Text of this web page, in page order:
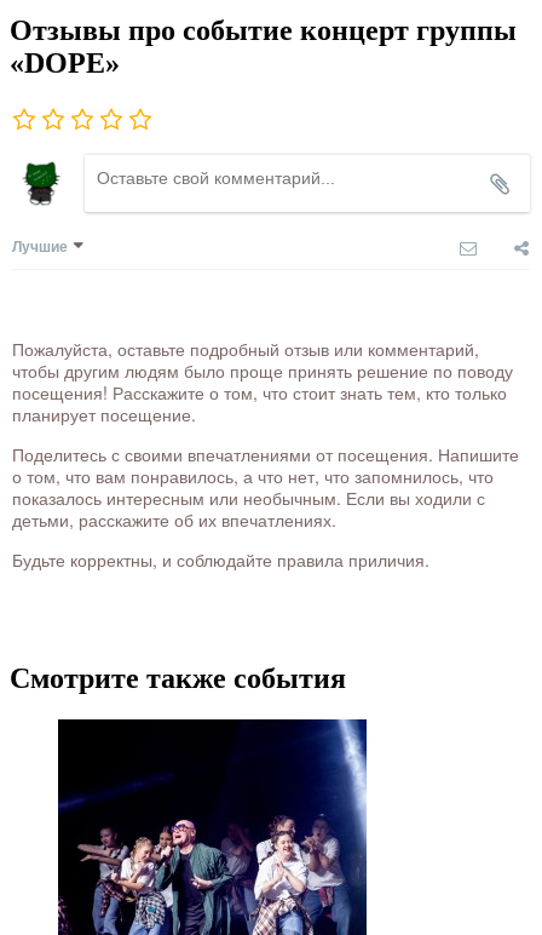
Отзывы про событие концерт группы
«DOPE»
Лучшие
Пожалуйста, оставьте подробный отзыв или комментарий,
чтобы другим людям было проще принять решение по поводу
посещения! Расскажите о том, что стоит знать тем, кто только
планирует посещение.
Поделитесь с своими впечатлениями от посещения. Напишите
о том, что вам понравилось, а что нет, что запомнилось, что
показалось интересным или необычным. Если вы ходили с
детьми, расскажите об их впечатлениях.
Будьте корректны, и соблюдайте правила приличия.
Смотрите также события